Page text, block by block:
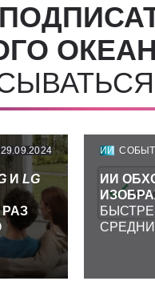
29.09.2024
И LG
ИИ
ИИ